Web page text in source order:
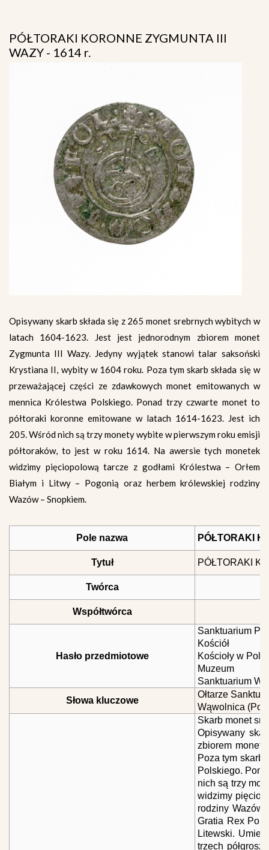
PÓŁTORAKI KORONNE ZYGMUNTA III
WAZY - 1614 r.
Opisywany skarb składa się z 265 monet srebrnych wybitych w
latach 1604-1623. Jest jest jednorodnym zbiorem monet
Zygmunta III Wazy. Jedyny wyjątek stanowi talar saksoński
Krystiana II, wybity w 1604 roku. Poza tym skarb składa się w
przeważającej części ze zdawkowych monet emitowanych w
mennica Królestwa Polskiego. Ponad trzy czwarte monet to
półtoraki koronne emitowane w latach 1614-1623. Jest ich
205. Wśród nich są trzy monety wybite w pierwszym roku emisji
półtoraków, to jest w roku 1614. Na awersie tych monetek
widzimy pięciopolową tarcze z godłami Królestwa – Orłem
Białym i Litwy – Pogonią oraz herbem królewskiej rodziny
Wazów – Snopkiem.
Pole nazwa PÓŁTORAKI
Tytuł PÓŁTORAKI
Twórca
Współtwórca
Hasło przedmiotowe
Sanktuarium
Kościół
Kościoły w
Muzeum
Sanktuarium
Słowa kluczowe
Ołtarze
Wąwolnica
Skarb monet
Opisywany
zbiorem monet
Poza tym skarb
Polskiego.
nich są trzy
widzimy
rodziny Wazów
Gratia Rex
Litewski.
trzech